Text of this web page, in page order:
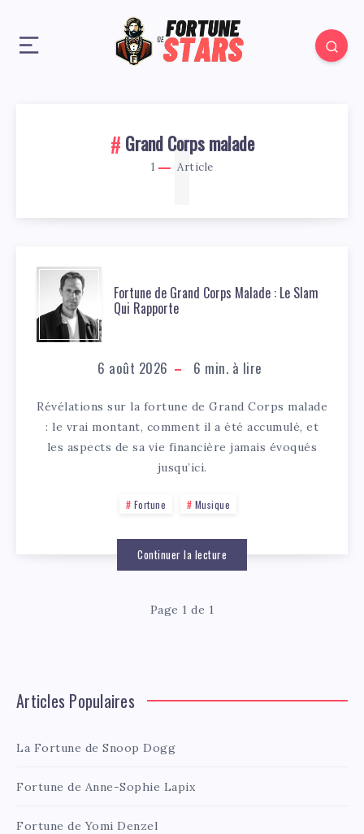
Grand Corps malade
1 Article
1
Fortune de Grand Corps Malade : Le Slam
Qui Rapporte
6 août 2026 6 min. à lire
Révélations sur la fortune de Grand Corps malade
: le vrai montant, comment il a été accumulé, et
les aspects de sa vie financière jamais évoqués
jusqu’ici.
Fortune Musique
Continuer la lecture
Page 1 de 1
Articles Populaires
La Fortune de Snoop Dogg
Fortune de Anne-Sophie Lapix
Fortune de Yomi Denzel